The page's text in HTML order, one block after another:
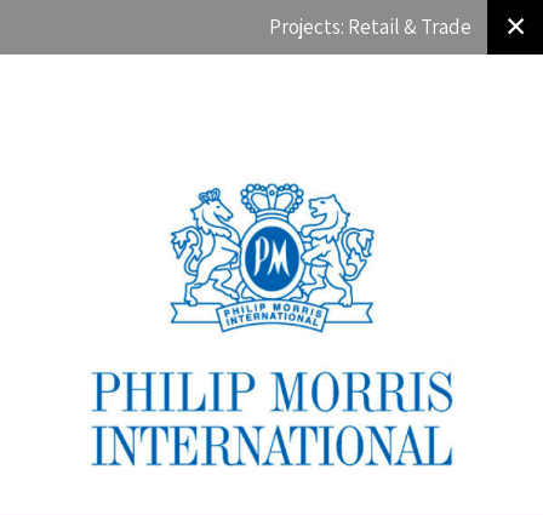
✕
Projects: Retail & Trade